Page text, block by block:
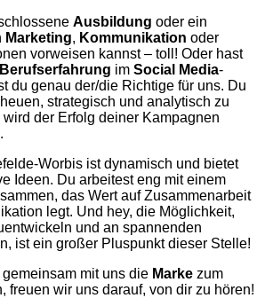
Ausbildung oder ein
Marketing, Kommunikation oder
vorweisen kannst – toll! Oder hast
Berufserfahrung im Social Media-
du genau der/die Richtige für uns. Du
strategisch und analytisch zu
der Erfolg deiner Kampagnen
Worbis ist dynamisch und bietet
Ideen. Du arbeitest eng mit einem
das Wert auf Zusammenarbeit
legt. Und hey, die Möglichkeit,
und an spannenden
ist ein großer Pluspunkt dieser Stelle!
mit uns die Marke zum
freuen wir uns darauf, von dir zu hören!